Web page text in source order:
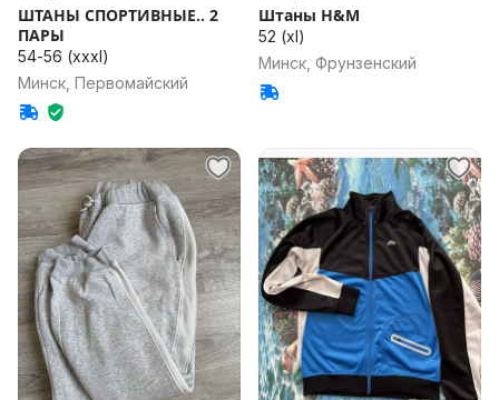
ШТАНЫ СПОРТИВНЫЕ.. 2
ПАРЫ
54-56 (xxxl)
Минск, Первомайский
Штаны H&M
52 (xl)
Минск, Фрунзенский